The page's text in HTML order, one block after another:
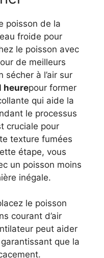
poisson de la
froide pour
le poisson avec
de meilleurs
sécher à l’air sur
heurepour former
qui aide la
le processus
cruciale pour
texture fumées
étape, vous
un poisson moins
inégale.
le poisson
courant d’air
peut aider
que la